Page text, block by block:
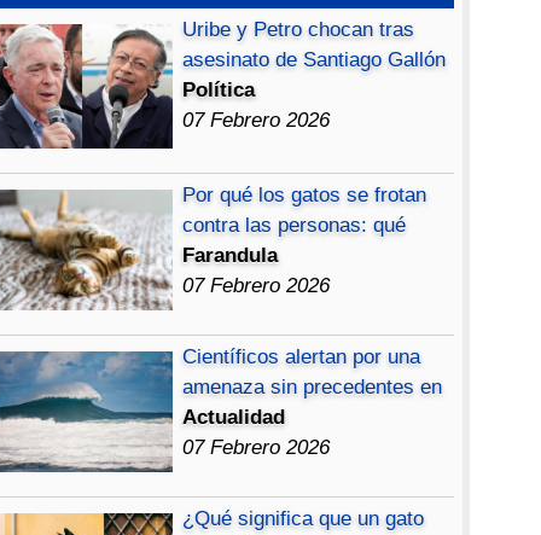
Uribe y Petro chocan tras
asesinato de Santiago Gallón
Política
07 Febrero 2026
Por qué los gatos se frotan
contra las personas: qué
Farandula
07 Febrero 2026
Científicos alertan por una
amenaza sin precedentes en
Actualidad
07 Febrero 2026
¿Qué significa que un gato